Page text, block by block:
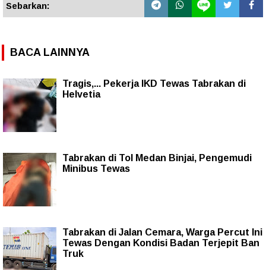
Sebarkan:
BACA LAINNYA
Tragis,... Pekerja IKD Tewas Tabrakan di
Helvetia
Tabrakan di Tol Medan Binjai, Pengemudi
Minibus Tewas
Tabrakan di Jalan Cemara, Warga Percut Ini
Tewas Dengan Kondisi Badan Terjepit Ban
Truk